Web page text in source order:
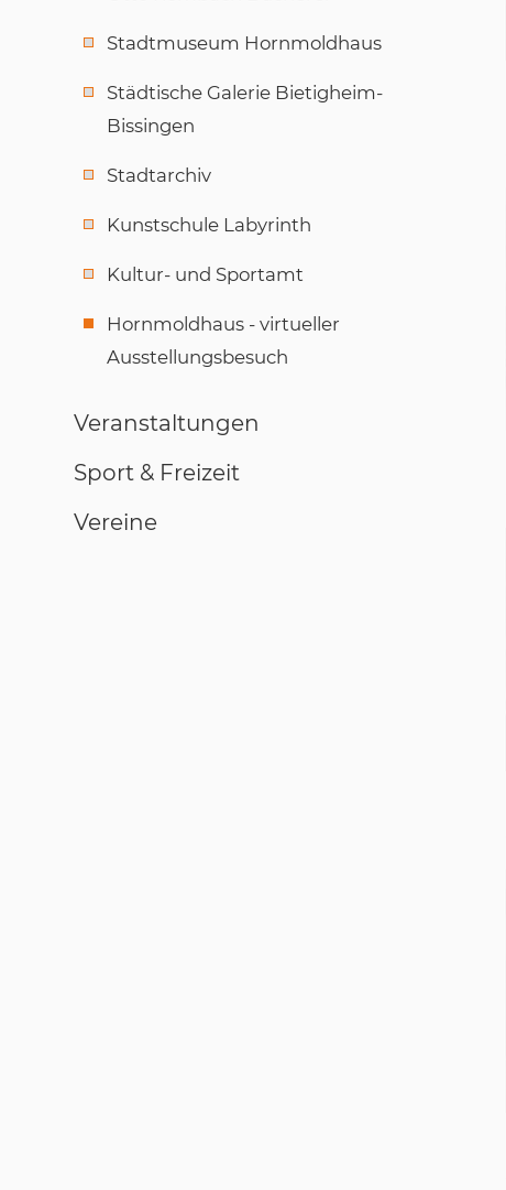
Stadtmuseum Hornmoldhaus
Städtische Galerie Bietigheim-
Bissingen
Stadtarchiv
Kunstschule Labyrinth
Kultur- und Sportamt
Hornmoldhaus - virtueller
Ausstellungsbesuch
Veranstaltungen
Sport & Freizeit
Vereine